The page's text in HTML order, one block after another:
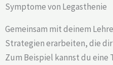
Symptome von Legasthenie
Gemeinsam mit deinem
Strategien erarbeiten, die
Zum Beispiel kannst du